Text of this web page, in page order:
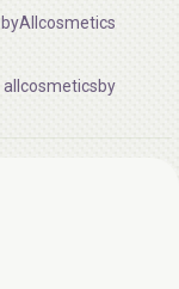
byAllcosmetics
allcosmeticsby